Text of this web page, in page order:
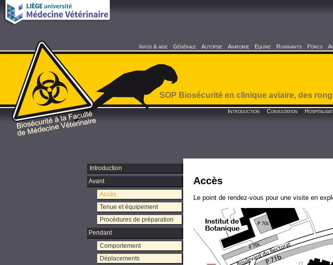
Infos & aide Générale Autopsie Anatomie Equine Ruminants Porcs
SOP Biosécurité en clinique aviaire, des
Introduction Consultation
Introduction
Avant
Accès
Tenue et équipement
Procédures de préparation
Pendant
Comportement
Déplacements
Accès
Le point de rendez-vous pour une visite en